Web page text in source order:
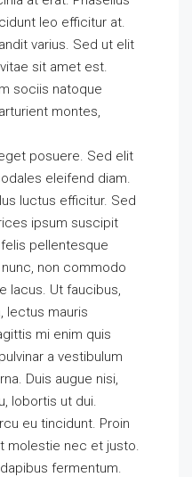
leo efficitur at.
varius. Sed ut elit
sit amet est.
sociis natoque
montes,
posuere. Sed elit
eleifend diam.
luctus efficitur. Sed
ipsum suscipit
pellentesque
non commodo
lacus. Ut faucibus,
lectus mauris
mi enim quis
a vestibulum
Duis augue nisi,
lobortis ut dui.
eu tincidunt. Proin
molestie nec et justo.
fermentum.